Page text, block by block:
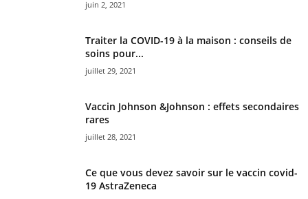
juin 2, 2021
Traiter la COVID-19 à la maison : conseils de
soins pour...
juillet 29, 2021
Vaccin Johnson &Johnson : effets secondaires
rares
juillet 28, 2021
Ce que vous devez savoir sur le vaccin covid-
19 AstraZeneca